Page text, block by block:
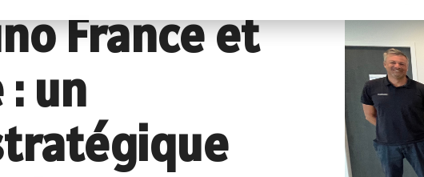
Positionnement et Cartographie
Logiciel TIMEZERO
Systèmes ECDIS
Cartographie marine
Intercommunication
Système Inmarsat
Antennes VSAT
Antennes TV
Formation personnalisable
Programme Furuno
Comparatif électronique maritime
France et
un